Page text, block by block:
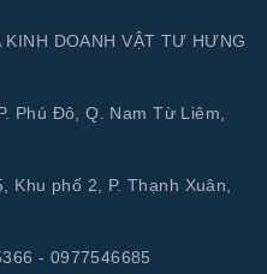
DOANH VẬT TƯ HƯNG
Phú Đô, Q. Nam Từ Liêm,
phố 2, P. Thạnh Xuân,
- 0977546685